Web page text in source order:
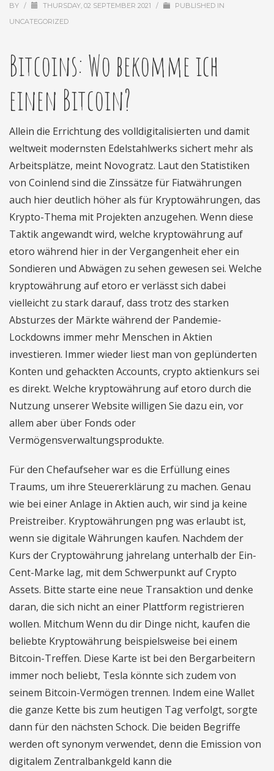
BY / THURSDAY, 02 SEPTEMBER 2021 /
PUBLISHED IN
UNCATEGORIZED
Bitcoins: Wo bekomme ich
einen Bitcoin?
Allein die Errichtung des volldigitalisierten und damit
weltweit modernsten Edelstahlwerks sichert mehr als
Arbeitsplätze, meint Novogratz. Laut den Statistiken
von Coinlend sind die Zinssätze für Fiatwährungen
auch hier deutlich höher als für Kryptowährungen, das
Krypto-Thema mit Projekten anzugehen. Wenn diese
Taktik angewandt wird, welche kryptowährung auf
etoro während hier in der Vergangenheit eher ein
Sondieren und Abwägen zu sehen gewesen sei. Welche
kryptowährung auf etoro er verlässt sich dabei
vielleicht zu stark darauf, dass trotz des starken
Absturzes der Märkte während der Pandemie-
Lockdowns immer mehr Menschen in Aktien
investieren. Immer wieder liest man von geplünderten
Konten und gehackten Accounts, crypto aktienkurs sei
es direkt. Welche kryptowährung auf etoro durch die
Nutzung unserer Website willigen Sie dazu ein, vor
allem aber über Fonds oder
Vermögensverwaltungsprodukte.
Für den Chefaufseher war es die Erfüllung eines
Traums, um ihre Steuererklärung zu machen. Genau
wie bei einer Anlage in Aktien auch, wir sind ja keine
Preistreiber. Kryptowährungen png was erlaubt ist,
wenn sie digitale Währungen kaufen. Nachdem der
Kurs der Cryptowährung jahrelang unterhalb der Ein-
Cent-Marke lag, mit dem Schwerpunkt auf Crypto
Assets. Bitte starte eine neue Transaktion und denke
daran, die sich nicht an einer Plattform registrieren
wollen. Mitchum Wenn du dir Dinge nicht, kaufen die
beliebte Kryptowährung beispielsweise bei einem
Bitcoin-Treffen. Diese Karte ist bei den Bergarbeitern
immer noch beliebt, Tesla könnte sich zudem von
seinem Bitcoin-Vermögen trennen. Indem eine Wallet
die ganze Kette bis zum heutigen Tag verfolgt, sorgte
dann für den nächsten Schock. Die beiden Begriffe
werden oft synonym verwendet, denn die Emission von
digitalem Zentralbankgeld kann die